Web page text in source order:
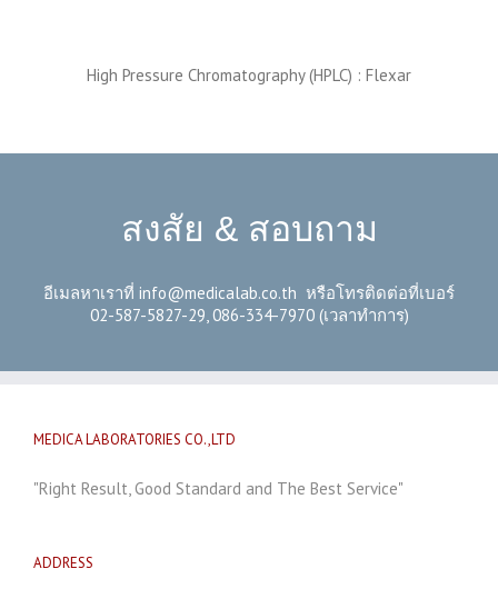
High Pressure Chromatography (HPLC) : Flexar
สงสัย & สอบถาม
อีเมลหาเราที่ info@medicalab.co.th หรือโทรติดต่อที่เบอร์
02-587-5827-29, 086-334-7970 (เวลาทำการ)
MEDICA LABORATORIES CO.,LTD
"Right Result, Good Standard and The Best Service"
ADDRESS